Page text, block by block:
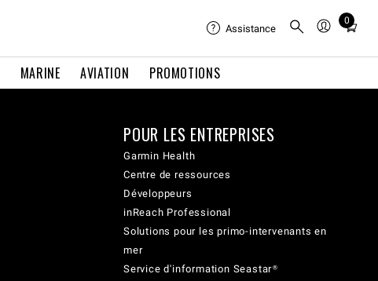
MARINE AVIATION PROMOTIONS
Assistance
0
Total
cart:
POUR LES ENTREPRISES
Garmin Health
Centre de ressources
Développeurs
inReach Professional
Solutions pour les primo-intervenants en
mer
Service d'information Seastar®